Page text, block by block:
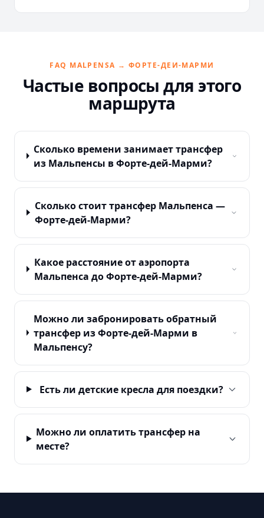
FAQ MALPENSA → ФОРТЕ-ДЕИ-МАРМИ
Частые вопросы для этого
маршрута
Сколько времени занимает трансфер
из Мальпенсы в Форте-дей-Марми?
Сколько стоит трансфер Мальпенса —
Форте-дей-Марми?
Какое расстояние от аэропорта
Мальпенса до Форте-дей-Марми?
Можно ли забронировать обратный
трансфер из Форте-дей-Марми в
Мальпенсу?
Есть ли детские кресла для поездки?
Можно ли оплатить трансфер на
месте?